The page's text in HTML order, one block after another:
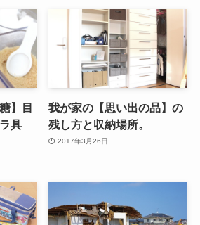
】目
具
我が家の【思い出の品】の
残し方と収納場所。
2017年3月26日